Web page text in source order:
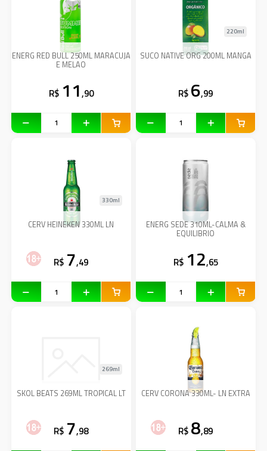
ENERG RED BULL 250ML MARACUJA
E MELAO
R$ 11,90
SUCO NATIVE ORG 200ML MANGA
220ml
R$ 6,99
CERV HEINEKEN 330ML LN
330ml
R$ 7,49
ENERG SEDE 310ML-CALMA &
EQUILIBRIO
R$ 12,65
SKOL BEATS 269ML TROPICAL LT
269ml
R$ 7,98
CERV CORONA 330ML- LN EXTRA
R$ 8,89